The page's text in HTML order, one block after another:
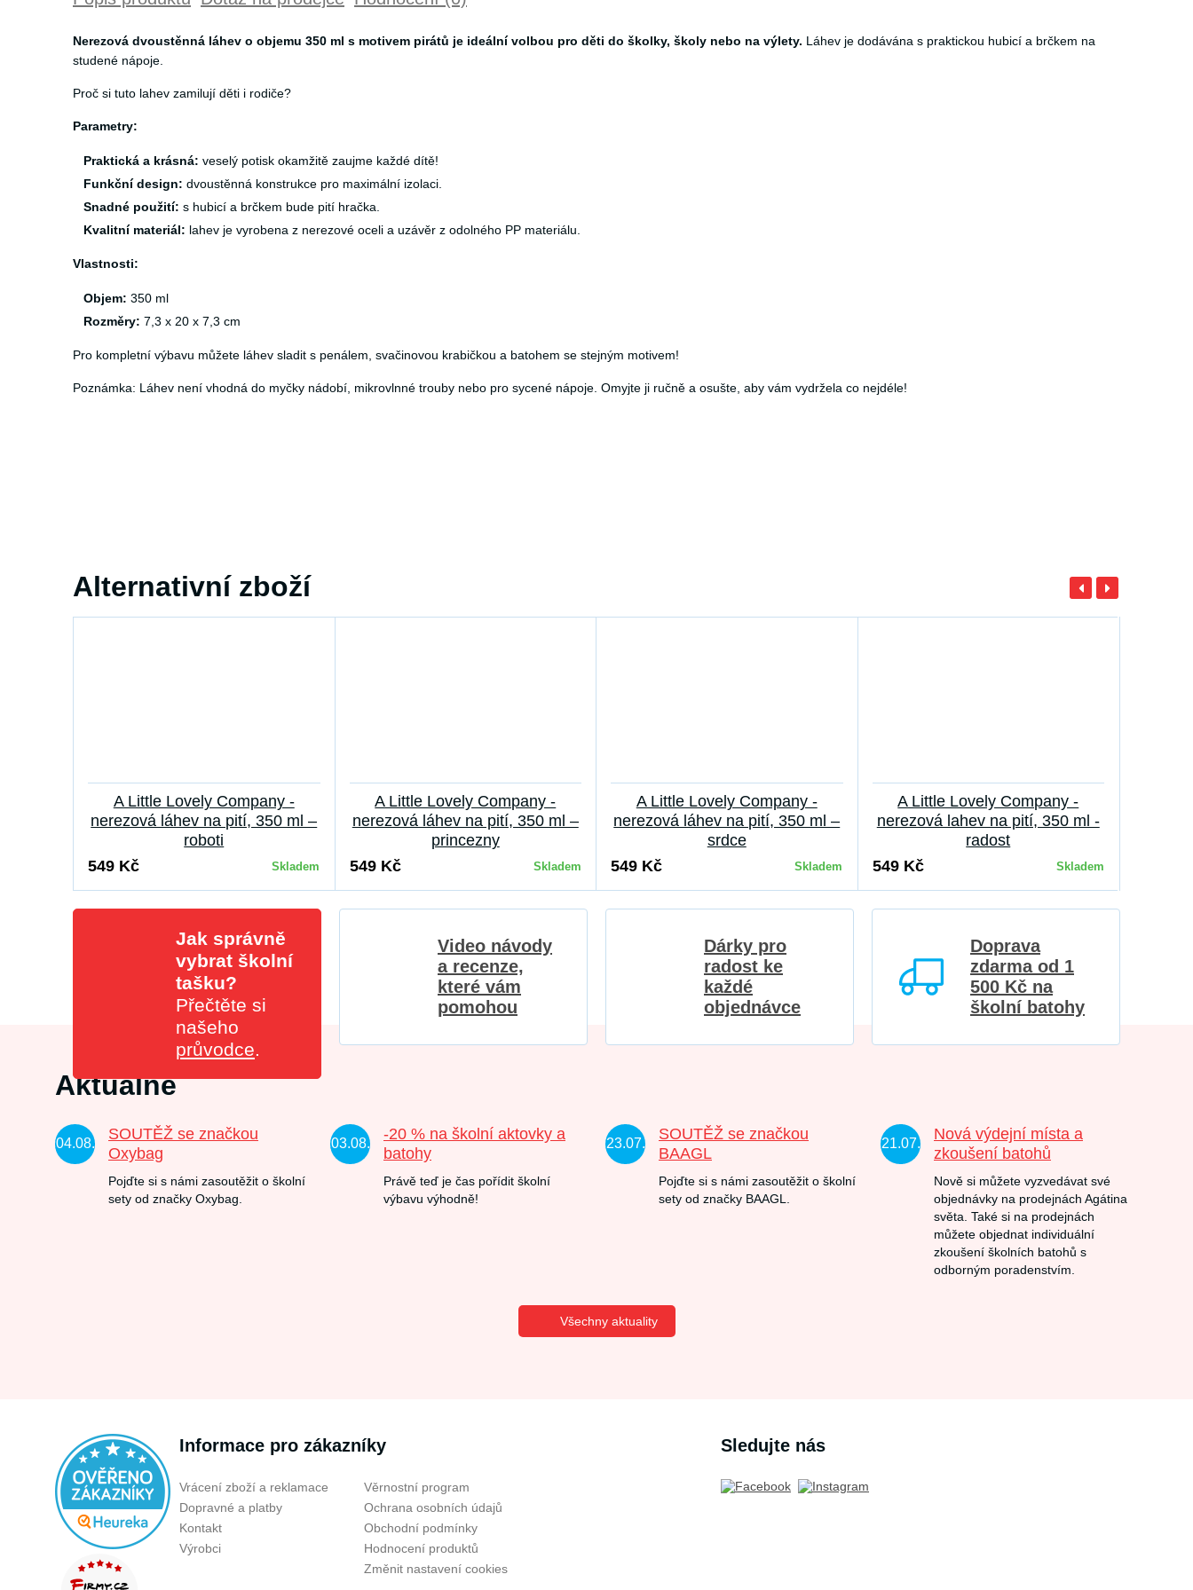
Nerezová dvoustěnná láhev o objemu 350 ml s motivem pirátů je ideální volbou pro děti do školky, školy nebo na výlety. Láhev je dodávána s praktickou hubicí a brčkem na
studené nápoje.
Proč si tuto lahev zamilují děti i rodiče?
Parametry:
Praktická a krásná: veselý potisk okamžitě zaujme každé dítě!
Funkční design: dvoustěnná konstrukce pro maximální izolaci.
Snadné použití: s hubicí a brčkem bude pití hračka.
Kvalitní materiál: lahev je vyrobena z nerezové oceli a uzávěr z odolného PP materiálu.
Vlastnosti:
Objem: 350 ml
Rozměry: 7,3 x 20 x 7,3 cm
Pro kompletní výbavu můžete láhev sladit s penálem, svačinovou krabičkou a batohem se stejným motivem!
Poznámka: Láhev není vhodná do myčky nádobí, mikrovlnné trouby nebo pro sycené nápoje. Omyjte ji ručně a osušte, aby vám vydržela co nejdéle!
Alternativní zboží
A Little Lovely Company -
nerezová láhev na pití, 350 ml –
roboti
549 Kč
Skladem
A Little Lovely Company -
nerezová láhev na pití, 350 ml –
princezny
549 Kč
Skladem
A Little Lovely Company -
nerezová láhev na pití, 350 ml –
srdce
549 Kč
Skladem
A Little Lovely Company -
nerezová lahev na pití, 350 ml -
radost
549 Kč
Skladem
Jak správně
vybrat školní
tašku?
Přečtěte si
našeho
průvodce.
Video návody
a recenze,
které vám
pomohou
Dárky pro
radost ke
každé
objednávce
Doprava
zdarma od 1
500 Kč na
školní batohy
Aktuálně
04.08.
SOUTĚŽ se značkou
Oxybag
Pojďte si s námi zasoutěžit o školní
sety od značky Oxybag.
03.08.
-20 % na školní aktovky a
batohy
Právě teď je čas pořídit školní
výbavu výhodně!
23.07.
SOUTĚŽ se značkou
BAAGL
Pojďte si s námi zasoutěžit o školní
sety od značky BAAGL.
21.07.
Nová výdejní místa a
zkoušení batohů
Nově si můžete vyzvedávat své
objednávky na prodejnách Agátina
světa. Také si na prodejnách
můžete objednat individuální
zkoušení školních batohů s
odborným poradenstvím.
Všechny aktuality
Informace pro zákazníky
Vrácení zboží a reklamace
Dopravné a platby
Kontakt
Výrobci
Věrnostní program
Ochrana osobních údajů
Obchodní podmínky
Hodnocení produktů
Změnit nastavení cookies
Sledujte nás